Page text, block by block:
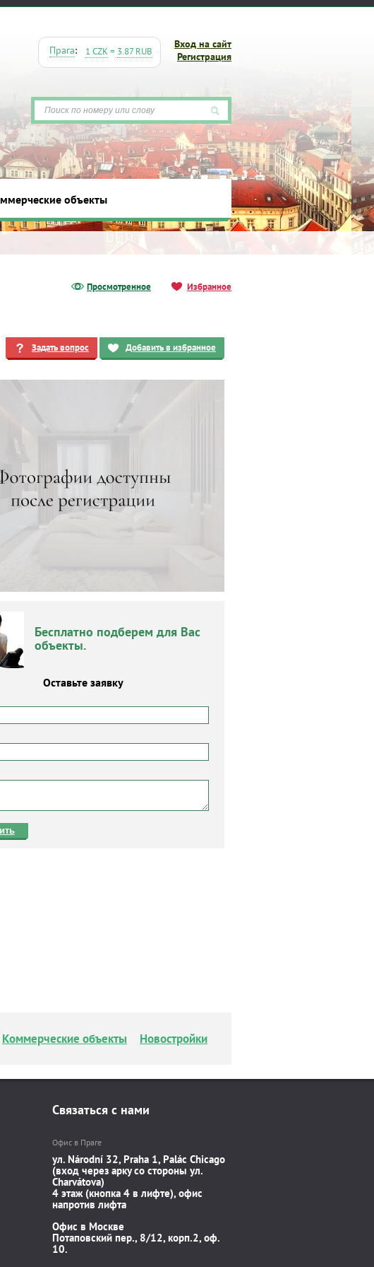
Вход на сайт
Регистрация
Прага: 1 CZK= 3.87 RUB
объекты
объекты
Просмотренное Избранное
Задать вопрос Добавить в избранное
Бесплатно подберем для Вас
объекты.
Оставьте заявку
Коммерческие объекты Новостройки
Связаться с нами
Офис в Праге
ул. Národní 32, Praha 1, Palác Chicago
(вход через арку со стороны ул.
Charvátova)
4 этаж (кнопка 4 в лифте), офис
напротив лифта
Офис в Москве
Потаповский пер., 8/12, корп.2, оф.
10.